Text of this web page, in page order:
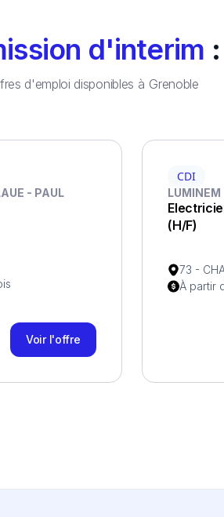
d'interim :
d'emploi disponibles à Grenoble
- PAUL
Voir l'offre
CDI
LUMINEM
(H/F)
73 -
À partir